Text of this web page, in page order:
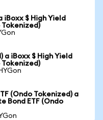
iBoxx $ High Yield
Tokenized)
a iBoxx $ High Yield
Tokenized)
(Ondo Tokenized) a
Bond ETF (Ondo